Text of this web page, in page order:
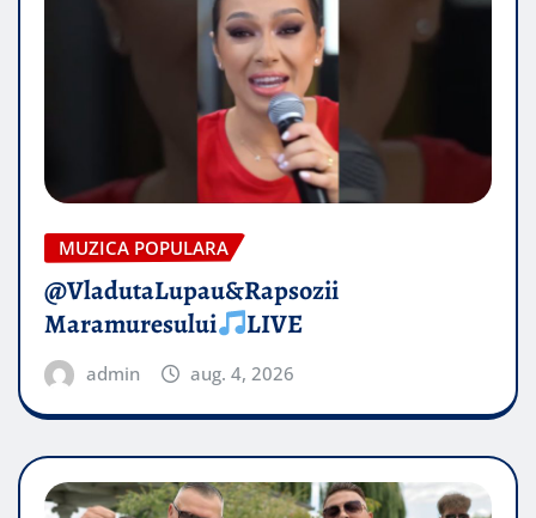
MUZICA POPULARA
@VladutaLupau&Rapsozii
Maramuresului
LIVE
admin aug. 4, 2026